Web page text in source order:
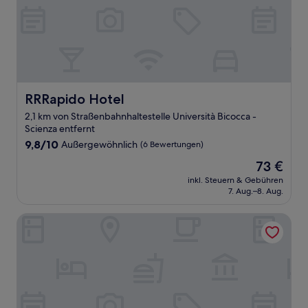
RRRapido Hotel
RRRapido Hotel
2,1 km von Straßenbahnhaltestelle Università Bicocca -
Scienza entfernt
9.8
9,8/10 Außergewöhnlich (6 Bewertungen)
Der
Preis
beträgt
73 €
inkl. Steuern & Gebühren
7. Aug.–8. Aug.